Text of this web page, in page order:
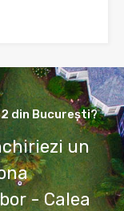
din București?
un
- Calea